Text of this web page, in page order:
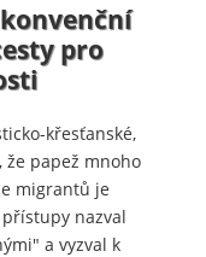
pro
křesťanské,
že papež mnoho
migrantů je
nazval
a vyzval k